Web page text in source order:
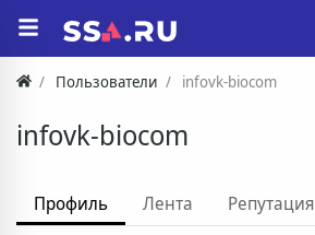
Пользователи infovk-biocom
infovk-biocom
Профиль Лента Репутация